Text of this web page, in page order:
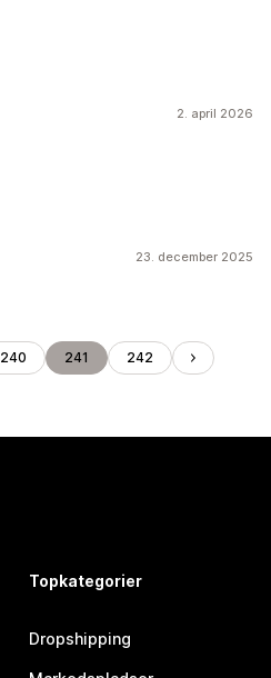
2. april 2026
23. december 2025
240 241 242
Topkategorier
Dropshipping